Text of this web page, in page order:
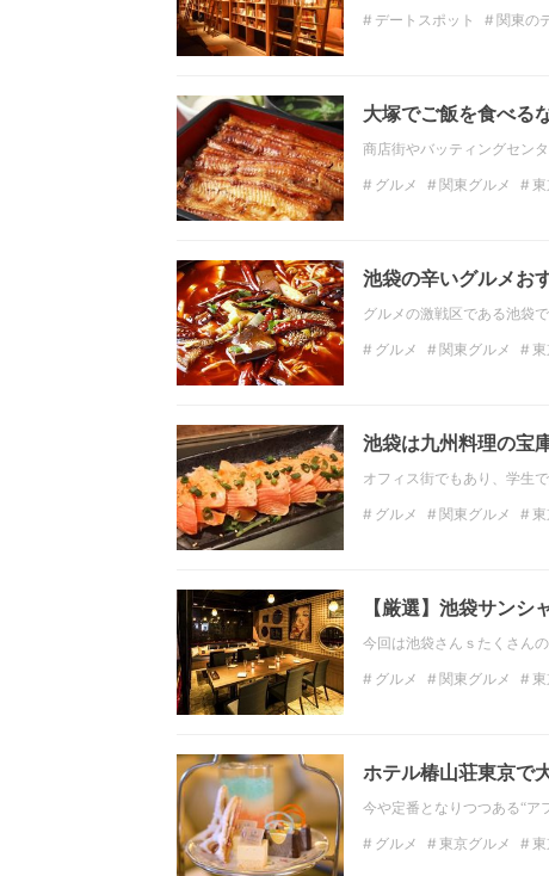
デートスポット 関東の
大塚でご飯を食べる
商店街やバッティングセン
グルメ 関東グルメ
池袋の辛いグルメお
グルメの激戦区である池袋
グルメ 関東グルメ
池袋は九州料理の宝
オフィス街でもあり、学生
グルメ 関東グルメ
【厳選】池袋サンシ
今回は池袋さんｓたくさん
グルメ 関東グルメ
ホテル椿山荘東京で
今や定番となりつつある“
グルメ 東京グルメ